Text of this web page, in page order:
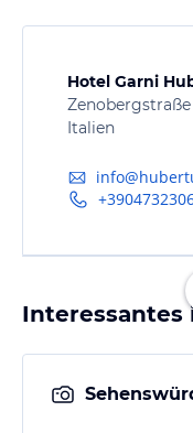
Hotel Garni
Italien
Interessantes